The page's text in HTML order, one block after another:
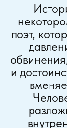
поэт,
и